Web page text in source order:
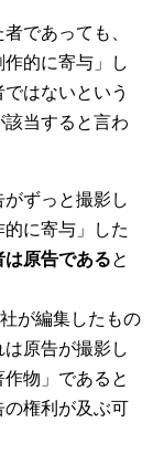
であっても、
的に寄与」し
はないという
当すると言わ
ずっと撮影し
に寄与」した
は原告であると
が編集したもの
原告が撮影し
物」であると
権利が及ぶ可